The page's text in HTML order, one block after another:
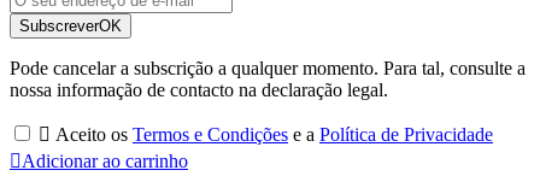
SubscreverOK
Pode cancelar a subscrição a qualquer momento. Para tal, consulte a
nossa informação de contacto na declaração legal.
 Aceito os Termos e Condições e a Política de Privacidade
Adicionar ao carrinho